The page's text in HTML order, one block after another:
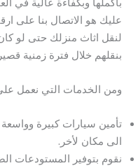
عليك هو الاتصال بنا على
بنقلهم خلال فترة زمنية
ومن الخدمات التي نعمل
تأمين سيارات كبيرة
الى مكان لأخر.
نقوم بتوفير المستودعات